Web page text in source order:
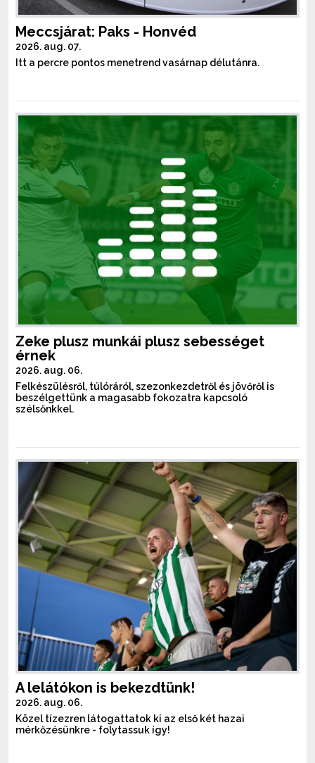
Meccsjárat: Paks - Honvéd
2026. aug. 07.
Itt a percre pontos menetrend vasárnap délutánra.
Zeke plusz munkái plusz sebességet
érnek
2026. aug. 06.
Felkészülésről, túlóráról, szezonkezdetről és jövőről is
beszélgettünk a magasabb fokozatra kapcsoló
szélsőnkkel.
A lelátókon is bekezdtünk!
2026. aug. 06.
Közel tízezren látogattatok ki az első két hazai
mérkőzésünkre - folytassuk így!